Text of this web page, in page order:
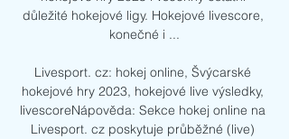
důležité hokejové ligy. Hokejové livescore,
konečné i ...
Livesport. cz: hokej online, Švýcarské
hokejové hry 2023, hokejové live výsledky,
livescoreNápověda: Sekce hokej online na
Livesport. cz poskytuje průběžné (live)